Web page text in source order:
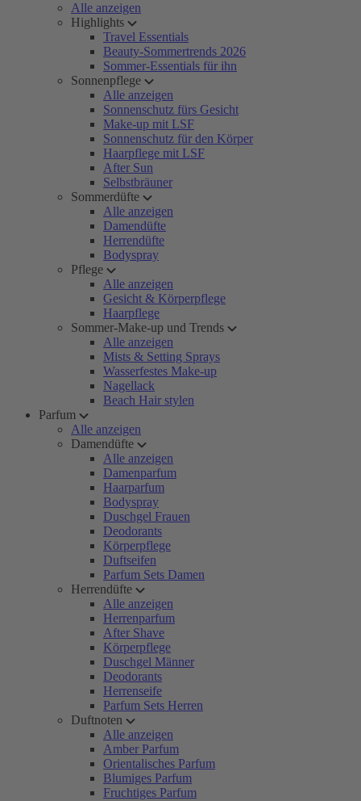
Alle anzeigen
Highlights
Travel Essentials
Beauty-Sommertrends 2026
Sommer-Essentials für ihn
Sonnenpflege
Alle anzeigen
Sonnenschutz fürs Gesicht
Make-up mit LSF
Sonnenschutz für den Körper
Haarpflege mit LSF
After Sun
Selbstbräuner
Sommerdüfte
Alle anzeigen
Damendüfte
Herrendüfte
Bodyspray
Pflege
Alle anzeigen
Gesicht & Körperpflege
Haarpflege
Sommer-Make-up und Trends
Alle anzeigen
Mists & Setting Sprays
Wasserfestes Make-up
Nagellack
Beach Hair stylen
Parfum
Alle anzeigen
Damendüfte
Alle anzeigen
Damenparfum
Haarparfum
Bodyspray
Duschgel Frauen
Deodorants
Körperpflege
Duftseifen
Parfum Sets Damen
Herrendüfte
Alle anzeigen
Herrenparfum
After Shave
Körperpflege
Duschgel Männer
Deodorants
Herrenseife
Parfum Sets Herren
Duftnoten
Alle anzeigen
Amber Parfum
Orientalisches Parfum
Blumiges Parfum
Fruchtiges Parfum